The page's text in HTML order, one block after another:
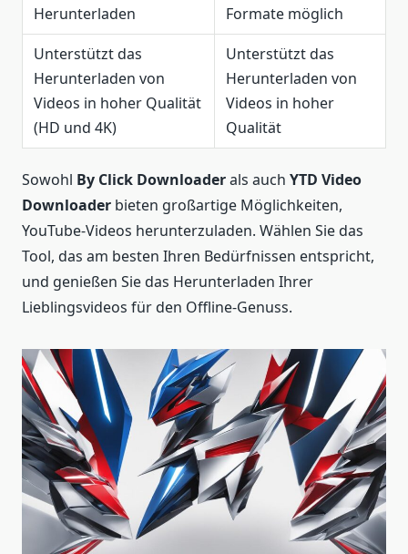
Herunterladen
Formate möglich
Unterstützt das
Herunterladen von
Videos in hoher Qualität
(HD und 4K)
Unterstützt das
Herunterladen von
Videos in hoher
Qualität
Sowohl By Click Downloaderals auch YTD Video
Downloader bieten großartige Möglichkeiten,
YouTube-Videos herunterzuladen. Wählen Sie das
Tool, das am besten Ihren Bedürfnissen entspricht,
und genießen Sie das Herunterladen Ihrer
Lieblingsvideos für den Offline-Genuss.